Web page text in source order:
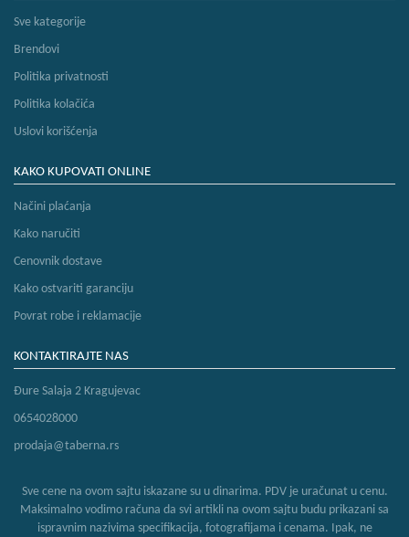
Sve kategorije
Brendovi
Politika privatnosti
Politika kolačića
Uslovi korišćenja
KAKO KUPOVATI ONLINE
Načini plaćanja
Kako naručiti
Cenovnik dostave
Kako ostvariti garanciju
Povrat robe i reklamacije
KONTAKTIRAJTE NAS
Đure Salaja 2 Kragujevac
0654028000
prodaja@taberna.rs
Sve cene na ovom sajtu iskazane su u dinarima. PDV je uračunat u cenu.
Maksimalno vodimo računa da svi artikli na ovom sajtu budu prikazani sa
ispravnim nazivima specifikacija, fotografijama i cenama. Ipak, ne